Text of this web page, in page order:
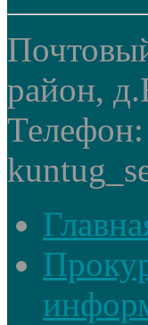
район,